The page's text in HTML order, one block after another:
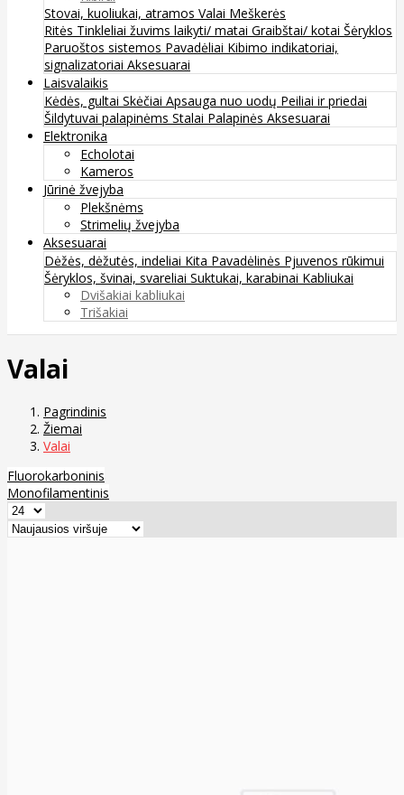
Stovai, kuoliukai, atramos Valai Meškerės
Ritės Tinkleliai žuvims laikyti/ matai Graibštai/ kotai Šėryklos
Paruoštos sistemos Pavadėliai Kibimo indikatoriai,
signalizatoriai Aksesuarai
Laisvalaikis
Kėdės, gultai Skėčiai Apsauga nuo uodų Peiliai ir priedai
Šildytuvai palapinėms Stalai Palapinės Aksesuarai
Elektronika
Echolotai
Kameros
Jūrinė žvejyba
Plekšnėms
Strimelių žvejyba
Aksesuarai
Dėžės, dėžutės, indeliai Kita Pavadėlinės Pjuvenos rūkimui
Šėryklos, švinai, svareliai Suktukai, karabinai Kabliukai
Dvišakiai kabliukai
Trišakiai
Valai
Pagrindinis
Žiemai
Valai
Fluorokarboninis
Monofilamentinis